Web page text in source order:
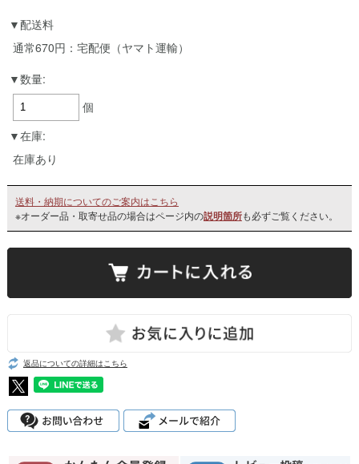
配送料
通常670円：宅配便（ヤマト運輸）
数量:
個
在庫:
在庫あり
送料・納期についてのご案内はこちら
※オーダー品・取寄せ品の場合はページ内の説明箇所も必ずご覧ください。
返品についての詳細はこちら